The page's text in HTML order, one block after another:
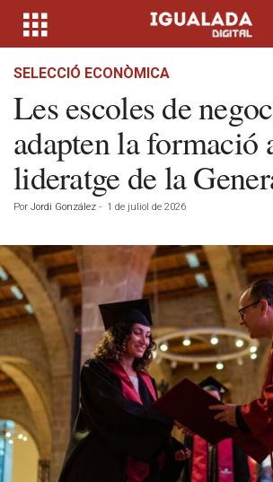
SELECCIÓ ECONÒMICA
Les escoles de
adapten la formació
lideratge de la
Por Jordi González - 1 de juliol de 2026